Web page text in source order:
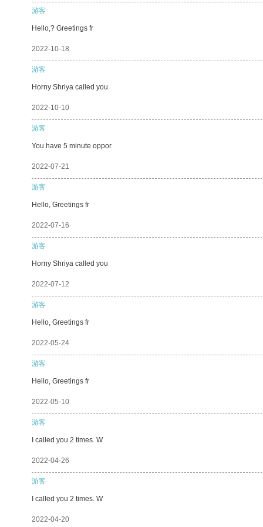
游客
Hello,? Greetings fr
2022-10-18
游客
Horny Shriya called you
2022-10-10
游客
You have 5 minute oppor
2022-07-21
游客
Hello, Greetings fr
2022-07-16
游客
Horny Shriya called you
2022-07-12
游客
Hello, Greetings fr
2022-05-24
游客
Hello, Greetings fr
2022-05-10
游客
I called you 2 times. W
2022-04-26
游客
I called you 2 times. W
2022-04-20